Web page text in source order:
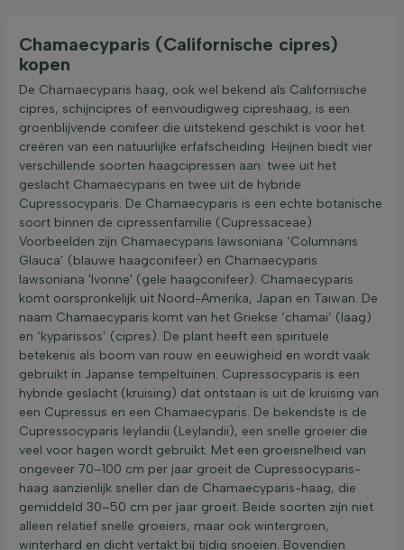
Chamaecyparis (Californische cipres)
kopen
De Chamaecyparis haag, ook wel bekend als Californische
cipres, schijncipres of eenvoudigweg cipreshaag, is een
groenblijvende conifeer die uitstekend geschikt is voor het
creëren van een natuurlijke erfafscheiding. Heijnen biedt vier
verschillende soorten haagcipressen aan: twee uit het
geslacht Chamaecyparis en twee uit de hybride
Cupressocyparis. De Chamaecyparis is een echte botanische
soort binnen de cipressenfamilie (Cupressaceae).
Voorbeelden zijn Chamaecyparis lawsoniana ‘Columnaris
Glauca’ (blauwe haagconifeer) en Chamaecyparis
lawsoniana 'Ivonne' (gele haagconifeer). Chamaecyparis
komt oorspronkelijk uit Noord-Amerika, Japan en Taiwan. De
naam Chamaecyparis komt van het Griekse ‘chamai’ (laag)
en ‘kyparissos’ (cipres). De plant heeft een spirituele
betekenis als boom van rouw en eeuwigheid en wordt vaak
gebruikt in Japanse tempeltuinen. Cupressocyparis is een
hybride geslacht (kruising) dat ontstaan is uit de kruising van
een Cupressus en een Chamaecyparis. De bekendste is de
Cupressocyparis leylandii (Leylandii), een snelle groeier die
veel voor hagen wordt gebruikt. Met een groeisnelheid van
ongeveer 70–100 cm per jaar groeit de Cupressocyparis-
haag aanzienlijk sneller dan de Chamaecyparis-haag, die
gemiddeld 30–50 cm per jaar groeit. Beide soorten zijn niet
alleen relatief snelle groeiers, maar ook wintergroen,
winterhard en dicht vertakt bij tijdig snoeien. Bovendien